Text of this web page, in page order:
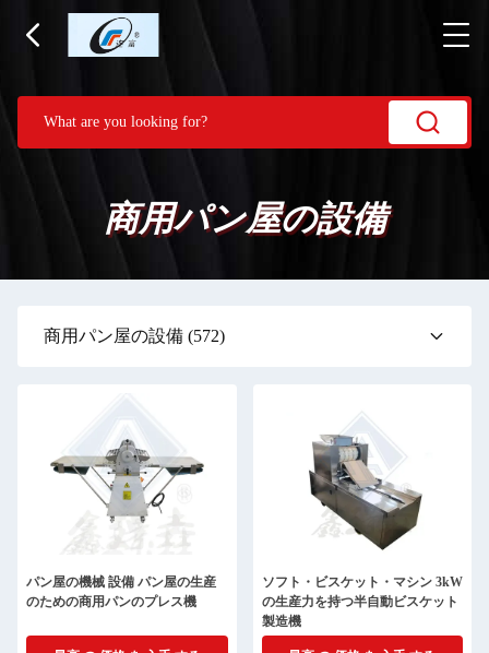
商用パン屋の設備
商用パン屋の設備 (572)
パン屋の機械 設備 パン屋の生産
のための商用パンのプレス機
ソフト・ビスケット・マシン 3kW
の生産力を持つ半自動ビスケット
製造機